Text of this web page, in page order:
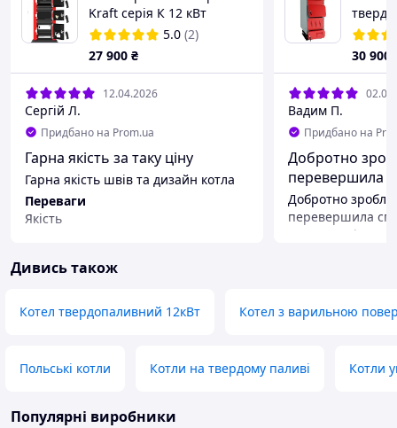
Kraft серія К 12 кВт
(Крафт)
5.0 (2)
27 900 ₴
12.04.2026
Сергій Л.
Придбано на Prom.ua
Гарна якість за таку ціну
Гарна якість швів та дизайн котла
Переваги
Якість
30 900
Вадим П.
Придбано на
Добротно
перевершила
Добротно
перевершила
топка,
Переваги
Не виявлено
Дивись також
Котел твердопаливний 12кВт Котел з варильною
Польські котли Котли на твердому паливі Котли
Популярні виробники